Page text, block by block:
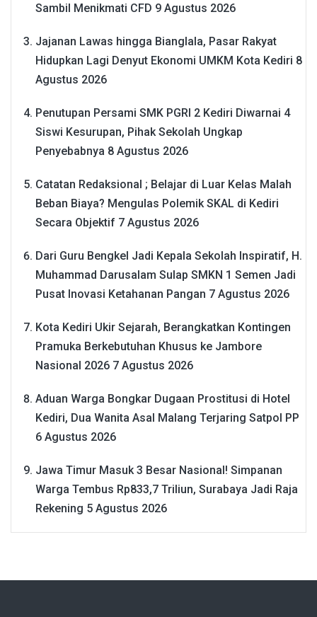
Sambil Menikmati CFD 9 Agustus 2026
Jajanan Lawas hingga Bianglala, Pasar Rakyat
Hidupkan Lagi Denyut Ekonomi UMKM Kota Kediri 8
Agustus 2026
Penutupan Persami SMK PGRI 2 Kediri Diwarnai 4
Siswi Kesurupan, Pihak Sekolah Ungkap
Penyebabnya 8 Agustus 2026
Catatan Redaksional ; Belajar di Luar Kelas Malah
Beban Biaya? Mengulas Polemik SKAL di Kediri
Secara Objektif 7 Agustus 2026
Dari Guru Bengkel Jadi Kepala Sekolah Inspiratif, H.
Muhammad Darusalam Sulap SMKN 1 Semen Jadi
Pusat Inovasi Ketahanan Pangan 7 Agustus 2026
Kota Kediri Ukir Sejarah, Berangkatkan Kontingen
Pramuka Berkebutuhan Khusus ke Jambore
Nasional 2026 7 Agustus 2026
Aduan Warga Bongkar Dugaan Prostitusi di Hotel
Kediri, Dua Wanita Asal Malang Terjaring Satpol PP
6 Agustus 2026
Jawa Timur Masuk 3 Besar Nasional! Simpanan
Warga Tembus Rp833,7 Triliun, Surabaya Jadi Raja
Rekening 5 Agustus 2026